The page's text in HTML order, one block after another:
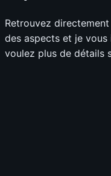
Retrouvez
des aspects et je
voulez plus de détails